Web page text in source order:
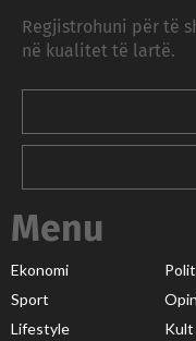
Regjistrohuni për të
në kualitet të lartë.
Menu
Ekonomi
Sport
Lifestyle
Kult